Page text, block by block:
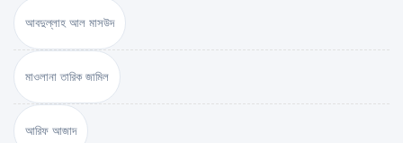
আবদুল্লাহ আল মাসউদ
মাওলানা তারিক জামিল
আরিফ আজাদ